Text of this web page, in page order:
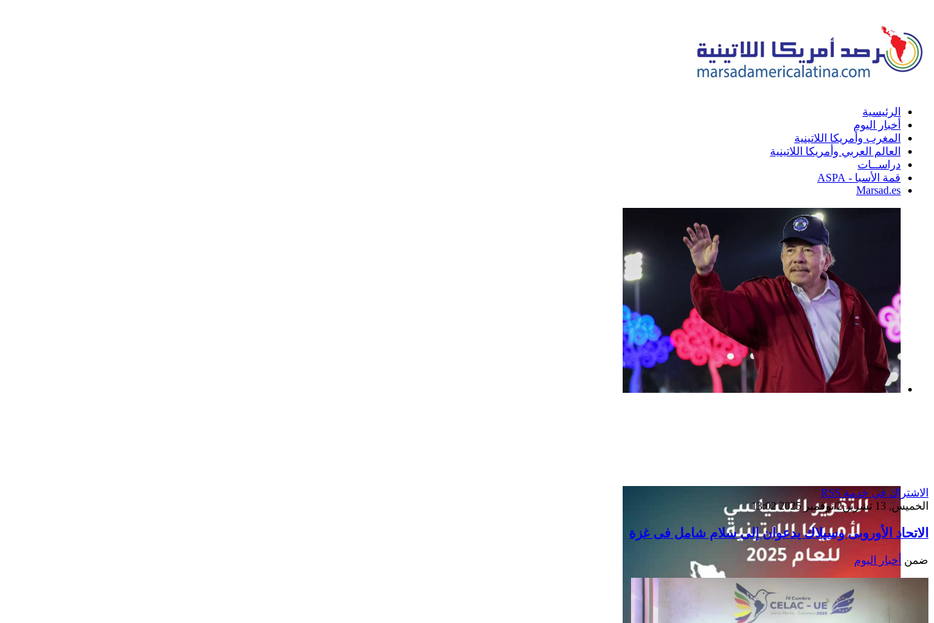
الرئيسية
أخبار اليوم
المغرب وأمريكا اللاتينية
العالم العربي وأمريكا اللاتينية
دراســات
قمة الأسبا - ASPA
Marsad.es
الاشتراك في خدمة RSS
الخميس, 13 تشرين2/نوفمبر 2025 13:02
الاتحاد الأوروبى وسيلاك يدعوان إلى سلام شامل فى غزة
ضمن أخبار اليوم